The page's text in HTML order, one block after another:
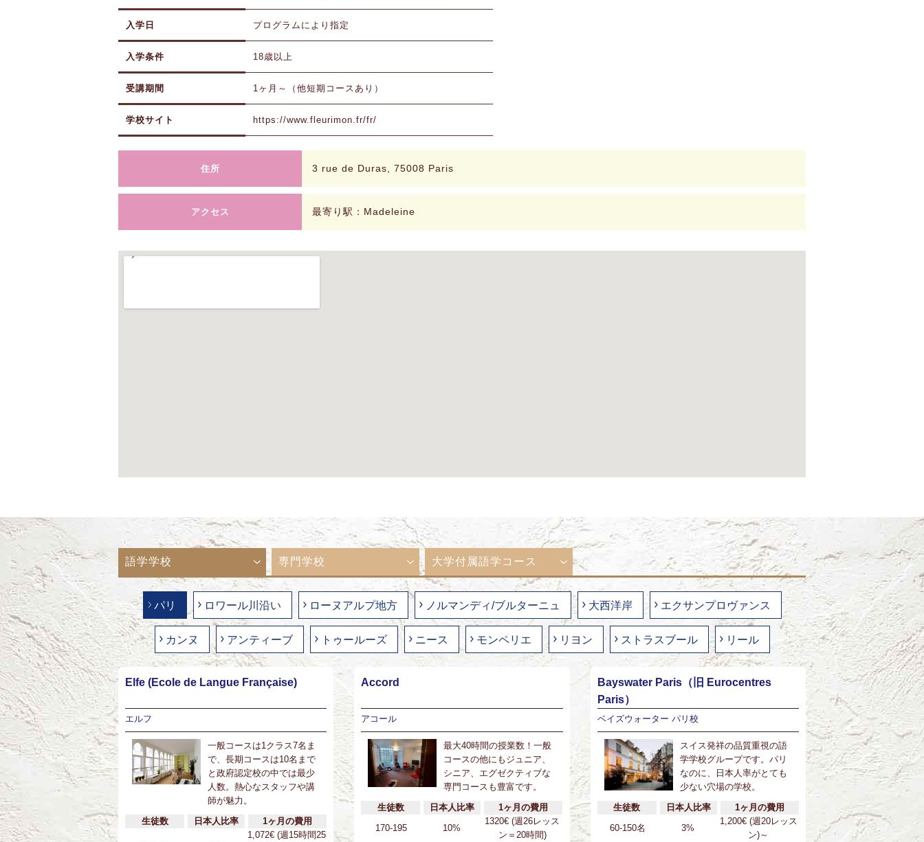
入学日 プログラムにより指定
入学条件 18歳以上
受講期間 1ヶ月～（他短期コースあり）
学校サイト https://www.fleurimon.fr/fr/
住所 3 rue de Duras, 75008 Paris
アクセス 最寄り駅：Madeleine
語学学校 専門学校 大学付属語学コース
パリ ロワール川沿い ローヌアルプ地方 ノルマンディ/ブルターニュ 大西洋岸 エクサンプロヴァンス
カンヌ アンティーブ トゥールーズ ニース モンペリエ リヨン ストラスブール リール
Elfe (Ecole de Langue Française)
エルフ
一般コースは1クラス7名ま
で、長期コースは10名まで
と政府認定校の中では最少
人数。熱心なスタッフや講
師が魅力。
生徒数
日本人比率 1ヶ月の費用
1,072€ (週15時間25
Accord
アコール
最大40時間の授業数！一般
コースの他にもジュニア、
シニア、エグゼクティブな
専門コースも豊富です。
生徒数
日本人比率
1ヶ月の費用
170-195
10%
1320€ (週26レッス
ン＝20時間)
Bayswater Paris（旧 Eurocentres
Paris）
ベイズウォーター パリ校
スイス発祥の品質重視の語
学学校グループです。パリ
なのに、日本人率がとても
少ない穴場の学校。
生徒数
日本人比率
1ヶ月の費用
60-150名
3%
1,200€ (週20レッス
ン)～